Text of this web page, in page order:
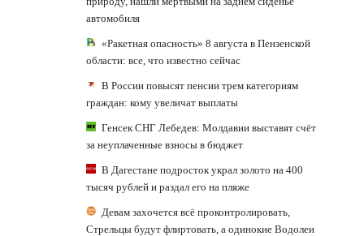
автомобиля
«Ракетная опасность» 8 августа в Пензенской
области: все, что известно сейчас
В России повысят пенсии трем категориям
граждан: кому увеличат выплаты
Генсек СНГ Лебедев: Молдавии выставят счёт
за неуплаченные взносы в бюджет
В Дагестане подросток украл золото на 400
тысяч рублей и раздал его на пляже
Девам захочется всё проконтролировать,
Стрельцы будут флиртовать, а одинокие Водолеи